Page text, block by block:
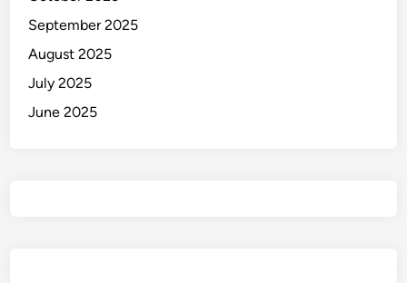
September 2025
August 2025
July 2025
June 2025